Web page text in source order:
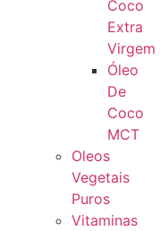
Coco
Extra
Virgem
Óleo
De
Coco
MCT
Oleos
Vegetais
Puros
Vitaminas